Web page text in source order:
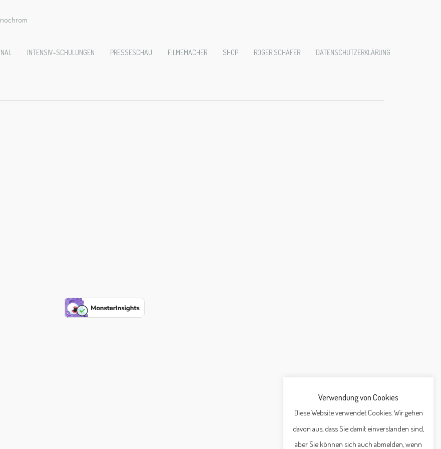
INTENSIV-SCHULUNGEN PRESSESCHAU FILMEMACHER SHOP ROGER SCHÄFER DATENSCHUTZERKLÄRUNG
Verwendung von Cookies
Diese Website verwendet Cookies. Wir gehen
davon aus, dass Sie damit einverstanden sind,
aber Sie können sich auch abmelden, wenn